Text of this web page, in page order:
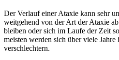
Der Verlauf einer Ataxie kann sehr
weitgehend von der Art der Ataxie
bleiben oder sich im Laufe der Zeit
meisten werden sich über viele Jahre
verschlechtern.